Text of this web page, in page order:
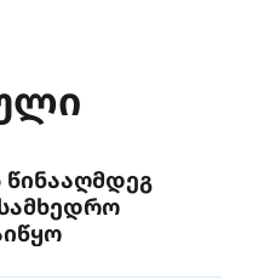
წინააღმდეგ